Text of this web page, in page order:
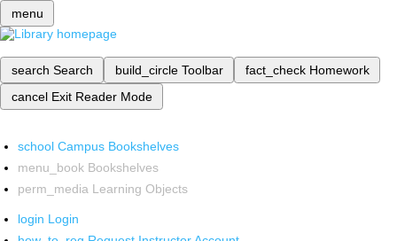
menu
search Search build_circle Toolbar fact_check Homework
cancel Exit Reader Mode
school Campus Bookshelves
menu_book Bookshelves
perm_media Learning Objects
login Login